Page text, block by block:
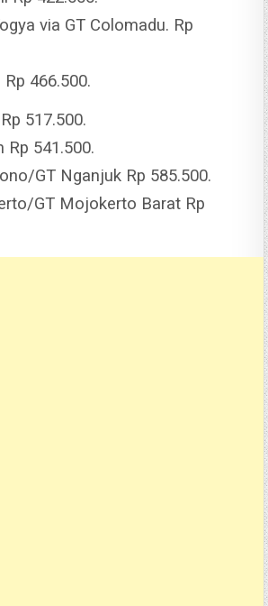
via GT Colomadu. Rp
466.500.
517.500.
Rp 541.500.
GT Nganjuk Rp 585.500.
GT Mojokerto Barat Rp